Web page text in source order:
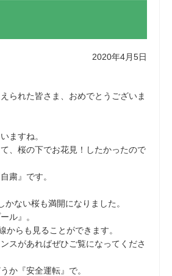
2020年4月5日
られた皆さま、おめでとうございま
ますね。
、桜の下でお花見！したかったので
粛』です。
かない桜も満開になりました。
ル』。
からも見ることができます。
スがあればぜひご覧になってくださ
か『安全運転』で。